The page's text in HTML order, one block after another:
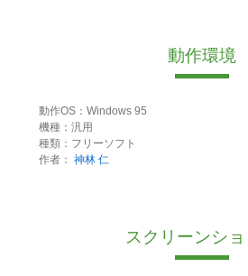
動作環境
動作OS：Windows 95
機種：汎用
種類：フリーソフト
作者： 神林 仁
スクリーンショ